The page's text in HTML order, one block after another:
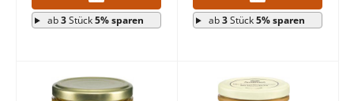
ab3Stück5% sparen ab3Stück5% sparen